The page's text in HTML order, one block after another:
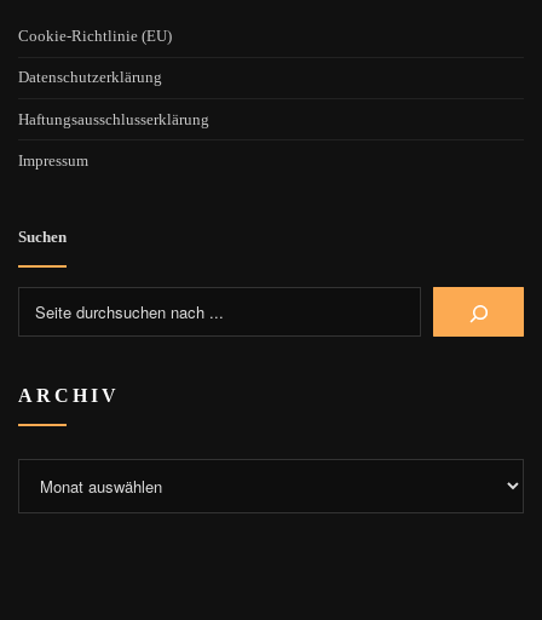
Cookie-Richtlinie (EU)
Datenschutzerklärung
Haftungsausschlusserklärung
Impressum
Suchen
ARCHIV